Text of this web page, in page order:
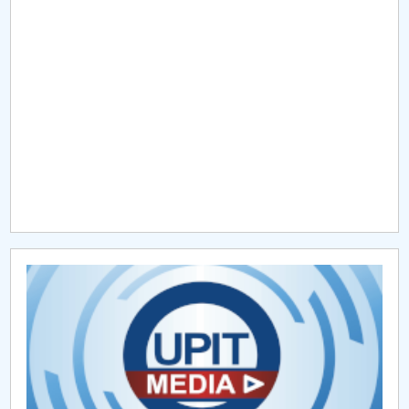
CAR2026
MENIU CANTINA
ADMITERE vocationale MUZ, ACT
ADMITERE concurs mixt Arte Vizuale